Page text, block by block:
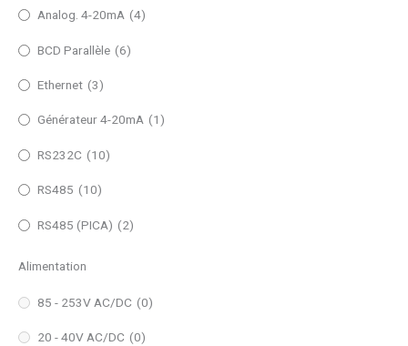
Analog. 4-20mA (4)
BCD Parallèle (6)
Ethernet (3)
Générateur 4-20mA (1)
RS232C (10)
RS485 (10)
RS485 (PICA) (2)
Alimentation
85 - 253V AC/DC (0)
20 - 40V AC/DC (0)